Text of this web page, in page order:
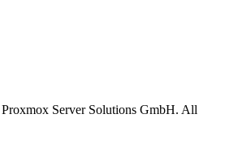
Server Solutions GmbH. All